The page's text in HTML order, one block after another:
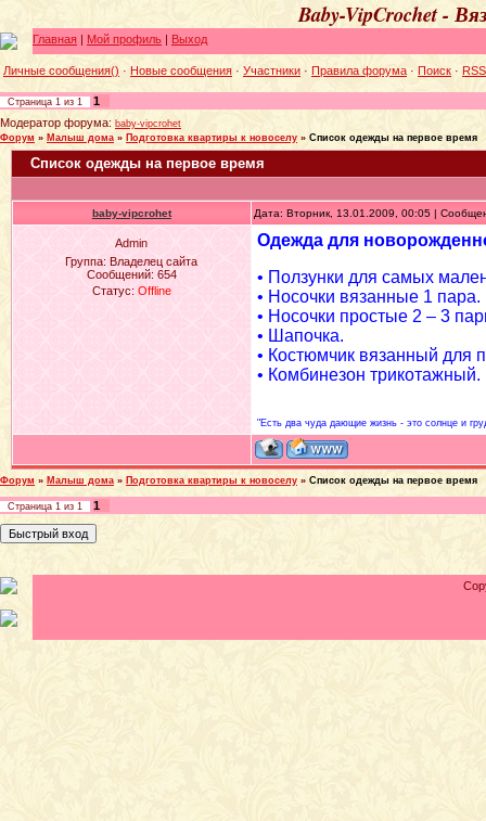
Baby-VipCrochet -
Главная | Мой профиль | Выход
Личные сообщения() · Новые сообщения · Участники · Правила форума · Поиск · RSS
Страница 1 из 1
1
Модератор форума: baby-vipcrohet
Форум » Малыш дома » Подготовка квартиры к новоселу » Список одежды на первое время
Список одежды на первое время
baby-vipcrohet Дата: Вторник, 13.01.2009, 00:05 |
Admin
Группа: Владелец сайта
Сообщений: 654
Статус: Offline
Одежда для
• Ползунки для самых
• Носочки вязанные 1 пара.
• Носочки простые 2 – 3
• Шапочка.
• Костюмчик вязанный для
• Комбинезон трикотажный.
"Есть два чуда дающие жизнь - это солнце и
Форум » Малыш дома » Подготовка квартиры к новоселу » Список одежды на первое время
Страница 1 из 1 1